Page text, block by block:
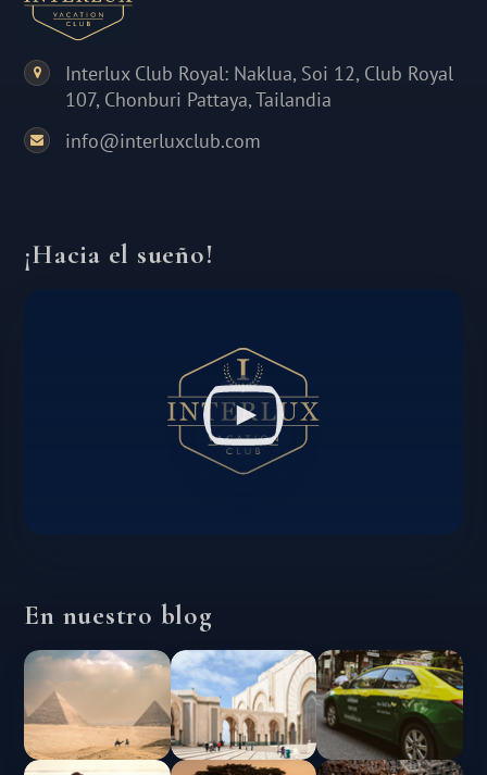
Interlux Club Royal: Naklua, Soi 12, Club Royal
107, Chonburi Pattaya, Tailandia
info@interluxclub.com
¡Hacia el sueño!
En nuestro blog